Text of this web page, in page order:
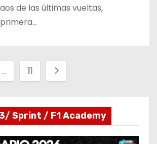
de las últimas vueltas,
… 11
Sprint / F1 Academy